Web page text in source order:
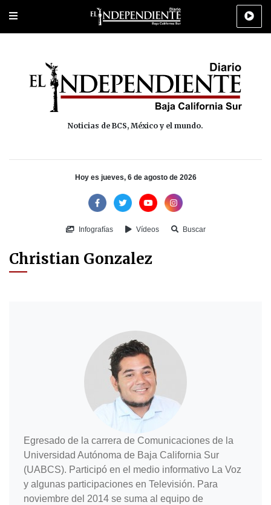
Portada Los Cabos Policiaca Deportes Cultura
Noticias de BCS, México y el mundo.
Hoy es jueves, 6 de agosto de 2026
Infografías Vídeos Buscar
Christian Gonzalez
Egresado de la carrera de Comunicaciones de la
Universidad Autónoma de Baja California Sur
(UABCS). Participó en el medio informativo La Voz
y algunas participaciones en Televisión. Para
noviembre del 2014 se suma al equipo de